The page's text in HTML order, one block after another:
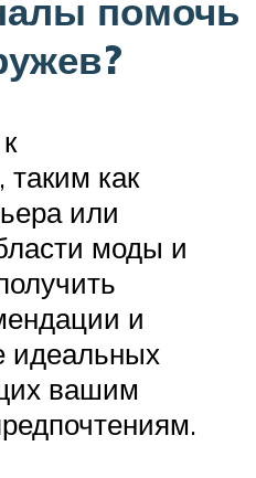
помочь
как
или
моды и
и
идеальных
вашим